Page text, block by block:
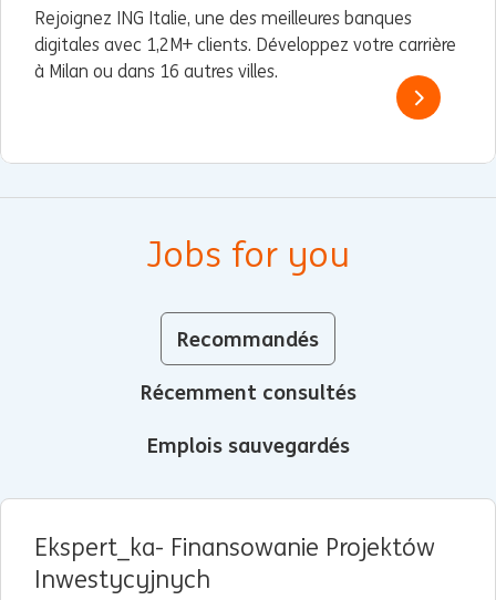
Rejoignez ING Italie, une des meilleures banques
digitales avec 1,2M+ clients. Développez votre carrière
à Milan ou dans 16 autres villes.
Jobs for you
Recommandés
Récemment consultés
Emplois sauvegardés
Ekspert_ka- Finansowanie Projektów
Inwestycyjnych